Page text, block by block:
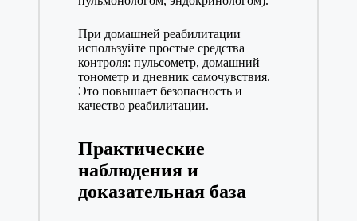
При домашней реабилитации
используйте простые средства
контроля: пульсометр, домашний
тонометр и дневник самочувствия.
Это повышает безопасность и
качество реабилитации.
Практические
наблюдения и
доказательная база